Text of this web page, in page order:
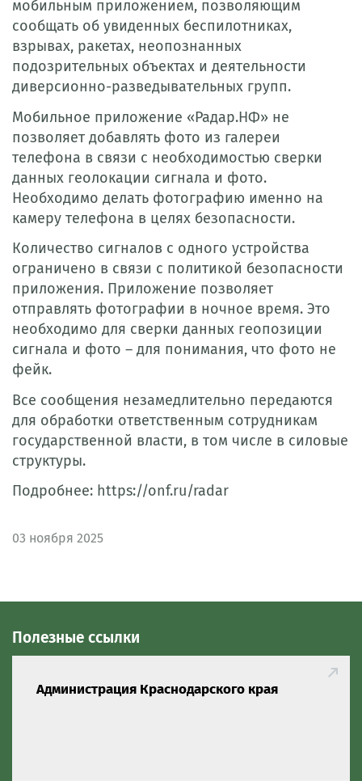
мобильным приложением, позволяющим
сообщать об увиденных беспилотниках,
взрывах, ракетах, неопознанных
подозрительных объектах и деятельности
диверсионно-разведывательных групп.
Мобильное приложение «Радар.НФ» не
позволяет добавлять фото из галереи
телефона в связи с необходимостью сверки
данных геолокации сигнала и фото.
Необходимо делать фотографию именно на
камеру телефона в целях безопасности.
Количество сигналов с одного устройства
ограничено в связи с политикой безопасности
приложения. Приложение позволяет
отправлять фотографии в ночное время. Это
необходимо для сверки данных геопозиции
сигнала и фото – для понимания, что фото не
фейк.
Все сообщения незамедлительно передаются
для обработки ответственным сотрудникам
государственной власти, в том числе в силовые
структуры.
Подробнее: https://onf.ru/radar
03 ноября 2025
Полезные ссылки
Администрация Краснодарского края